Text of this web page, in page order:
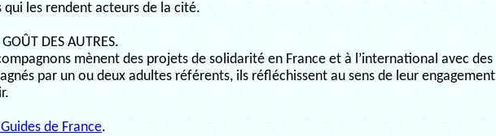
les rendent acteurs de la cité.
DES AUTRES.
mènent des projets de solidarité en France et à l’international avec des
par un ou deux adultes référents, ils réfléchissent au sens de leur engagement
de France.